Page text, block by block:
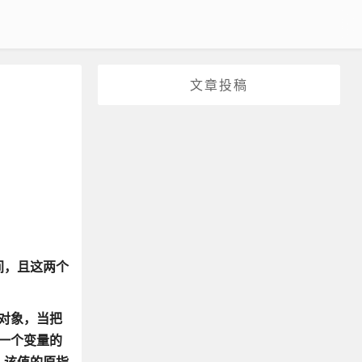
文章投稿
且这两个
象，当把
个变量的